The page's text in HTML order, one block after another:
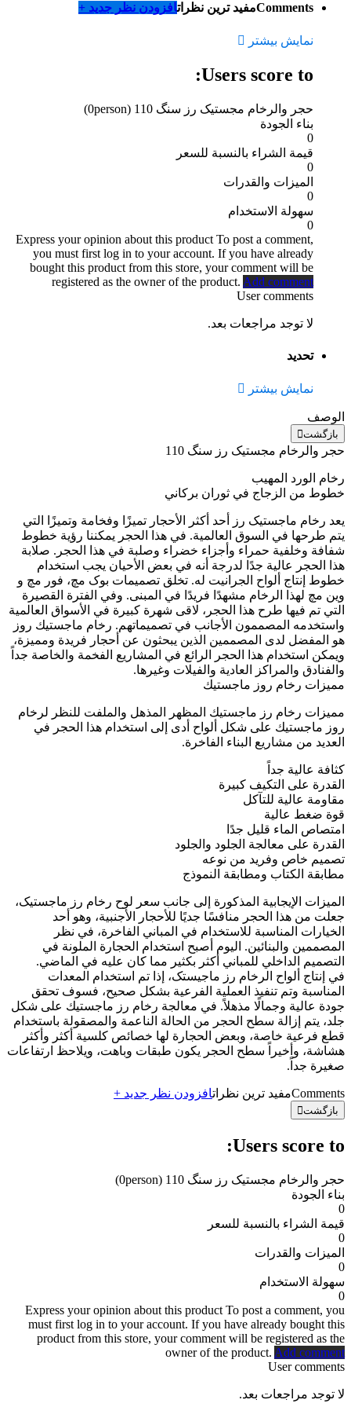
Commentsمفید ترین نظراتافزودن نظر جدید +
نمایش بیشتر
Users score to:
حجر والرخام مجستیک رز سنگ 110
(0person)
بناء الجودة
0
قيمة الشراء بالنسبة للسعر
0
الميزات والقدرات
0
سهولة الاستخدام
0
Express your opinion about this product To post a comment,
you must first log in to your account. If you have already
bought this product from this store, your comment will be
registered as the owner of the product. Add comment
User comments
لا توجد مراجعات بعد.
تحديد
نمایش بیشتر
الوصف
بازگشت
حجر والرخام مجستیک رز سنگ 110
رخام الورد المهيب
خطوط من الزجاج في ثوران بركاني
يعد رخام ماجستیک رز أحد أكثر الأحجار تميزًا وفخامة وتميزًا التي
يتم طرحها في السوق العالمية. في هذا الحجر يمكننا رؤية خطوط
شفافة وخلفية حمراء وأجزاء خضراء وصلبة في هذا الحجر. صلابة
هذا الحجر عالية جدًا لدرجة أنه في بعض الأحيان يجب استخدام
خطوط إنتاج ألواح الجرانيت له. تخلق تصميمات بوک مچ، فور مچ و
وین مچ لهذا الرخام مشهدًا فريدًا في المبنى. وفي الفترة القصيرة
التي تم فيها طرح هذا الحجر، لاقى شهرة كبيرة في الأسواق العالمية
واستخدمه المصممون الأجانب في تصميماتهم. رخام ماجستيك روز
هو المفضل لدى المصممين الذين يبحثون عن أحجار فريدة ومميزة،
ويمكن استخدام هذا الحجر الرائع في المشاريع الفخمة والخاصة جداً
والفنادق والمراكز العادية والفيلات وغيرها.
مميزات رخام روز ماجستيك
مميزات رخام رز ماجستيك المظهر المذهل والملفت للنظر لرخام
روز ماجستيك على شكل ألواح أدى إلى استخدام هذا الحجر في
العديد من مشاريع البناء الفاخرة.
كثافة عالية جداً
القدرة على التكيف كبيرة
مقاومة عالية للتآكل
قوة ضغط عالية
امتصاص الماء قليل جدًا
القدرة على معالجة الجلود والجلود
تصميم خاص وفريد ​​من نوعه
مطابقة الكتاب ومطابقة النموذج
الميزات الإيجابية المذكورة إلى جانب سعر لوح رخام رز ماجستیک،
جعلت من هذا الحجر منافسًا جديًا للأحجار الأجنبية، وهو أحد
الخيارات المناسبة للاستخدام في المباني الفاخرة، في نظر
المصممين والبنائين. اليوم أصبح استخدام الحجارة الملونة في
التصميم الداخلي للمباني أكثر بكثير مما كان عليه في الماضي.
في إنتاج ألواح الرخام رز ماجیستک، إذا تم استخدام المعدات
المناسبة وتم تنفيذ العملية الفرعية بشكل صحيح، فسوف تحقق
جودة عالية وجمالًا مذهلاً. في معالجة رخام رز ماجستيك على شكل
جلد، يتم إزالة سطح الحجر من الحالة الناعمة والمصقولة باستخدام
قطع فرعية خاصة، وبعض الحجارة لها خصائص كلسية أكثر وأكثر
هشاشة، وأخيراً سطح الحجر يكون طبقات وباهت، ويلاحظ ارتفاعات
صغيرة جداً.
Commentsمفید ترین نظراتافزودن نظر جدید +
بازگشت
Users score to:
حجر والرخام مجستیک رز سنگ 110
(0person)
بناء الجودة
0
قيمة الشراء بالنسبة للسعر
0
الميزات والقدرات
0
سهولة الاستخدام
0
Express your opinion about this product To post a comment, you
must first log in to your account. If you have already bought this
product from this store, your comment will be registered as the
owner of the product. Add comment
User comments
لا توجد مراجعات بعد.